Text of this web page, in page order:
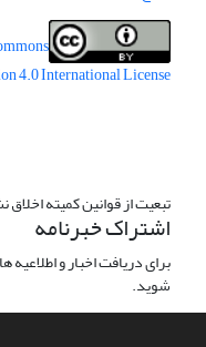
4.0 International License
تبعیت از قوانین کمیته اخلاق
اشتراک خبرنامه
برای دریافت اخبار و
شوید.